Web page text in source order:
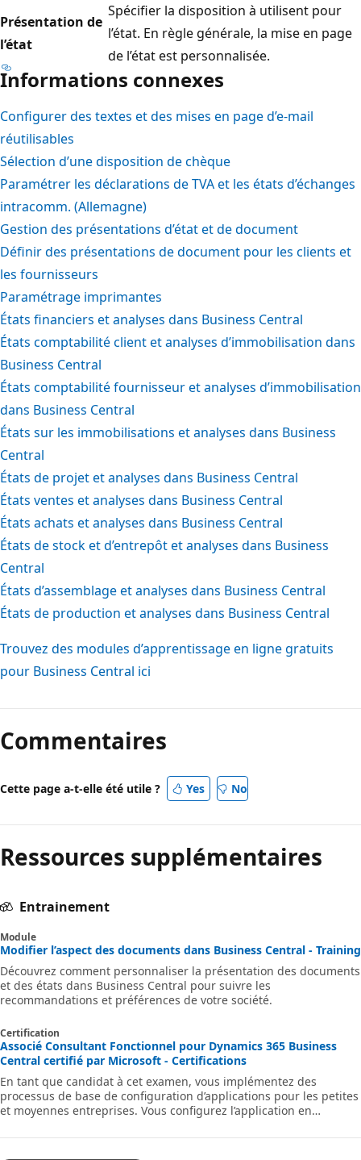
Présentation de
l’état
Spécifier la disposition à utilisent pour
l’état. En règle générale, la mise en page
de l’état est personnalisée.
Informations connexes
Configurer des textes et des mises en page d’e-mail
réutilisables
Sélection d’une disposition de chèque
Paramétrer les déclarations de TVA et les états d’échanges
intracomm. (Allemagne)
Gestion des présentations d’état et de document
Définir des présentations de document pour les clients et
les fournisseurs
Paramétrage imprimantes
États financiers et analyses dans Business Central
États comptabilité client et analyses d’immobilisation dans
Business Central
États comptabilité fournisseur et analyses d’immobilisation
dans Business Central
États sur les immobilisations et analyses dans Business
Central
États de projet et analyses dans Business Central
États ventes et analyses dans Business Central
États achats et analyses dans Business Central
États de stock et d’entrepôt et analyses dans Business
Central
États d’assemblage et analyses dans Business Central
États de production et analyses dans Business Central
Trouvez des modules d’apprentissage en ligne gratuits
pour Business Central ici
Commentaires
Cette page a-t-elle été utile ? Yes No
Ressources supplémentaires
Entrainement
Module
Modifier l’aspect des documents dans Business Central - Training
Découvrez comment personnaliser la présentation des documents
et des états dans Business Central pour suivre les
recommandations et préférences de votre société.
Certification
Associé Consultant Fonctionnel pour Dynamics 365 Business
Central certifié par Microsoft - Certifications
En tant que candidat à cet examen, vous implémentez des
processus de base de configuration d’applications pour les petites
et moyennes entreprises. Vous configurez l’application en
l’entreprise de la gérer et de l’utiliser facilement.